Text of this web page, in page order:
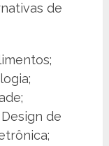
de
de